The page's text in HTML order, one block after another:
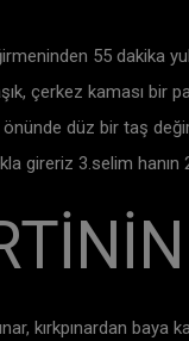
55 dakika
çerkez kaması bir
önünde düz bir taş
gireriz 3.selim hanın
kırkpınardan